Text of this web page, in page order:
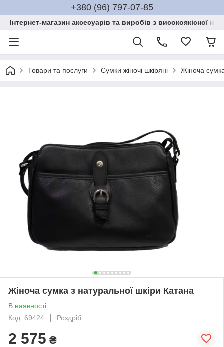
+380 (96) 797-07-85
Інтернет-магазин аксесуарів та виробів з високоякісної
Товари та послуги Сумки жіночі шкіряні Жіноча
Жіноча сумка з натуральної шкіри Катана
В наявності
Код: 69424
Роздріб
2 575 ₴